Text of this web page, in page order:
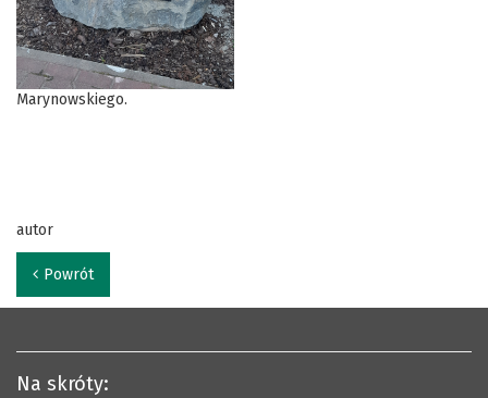
Marynowskiego.
autor
Powrót
Na skróty: